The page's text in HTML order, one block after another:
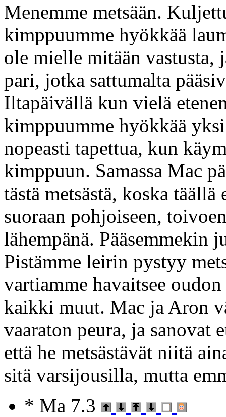
Menemme metsään.
kimppuumme hyökkää
ole mielle mitään vastusta,
pari, jotka sattumalta
Iltapäivällä kun vielä
kimppuumme hyökkää
nopeasti tapettua, kun
kimppuun. Samassa Mac
tästä metsästä, koska
suoraan pohjoiseen,
lähempänä. Pääsemmekin
Pistämme leirin pystyy
vartiamme havaitsee
kaikki muut. Mac ja Aron
vaaraton peura, ja sanovat
että he metsästävät niitä
sitä varsijousilla, mutta
* Ma 7.3